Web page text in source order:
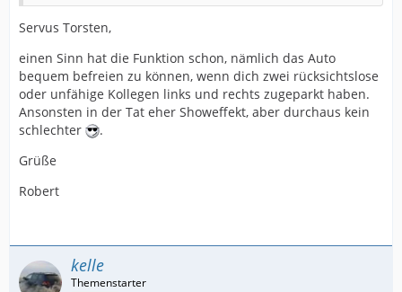
Servus Torsten,
einen Sinn hat die Funktion schon, nämlich das Auto
bequem befreien zu können, wenn dich zwei rücksichtslose
oder unfähige Kollegen links und rechts zugeparkt haben.
Ansonsten in der Tat eher Showeffekt, aber durchaus kein
schlechter
.
Grüße
Robert
kelle